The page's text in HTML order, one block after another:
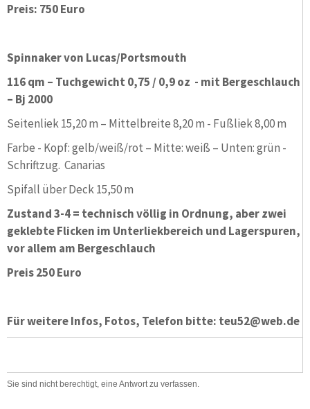
Preis: 750 Euro
Spinnaker von Lucas/Portsmouth
116 qm – Tuchgewicht 0,75 / 0,9 oz - mit Bergeschlauch
– Bj 2000
Seitenliek 15,20 m – Mittelbreite 8,20 m - Fußliek 8,00 m
Farbe - Kopf: gelb/weiß/rot – Mitte: weiß – Unten: grün -
Schriftzug. Canarias
Spifall über Deck 15,50 m
Zustand 3-4 = technisch völlig in Ordnung, aber zwei
geklebte Flicken im Unterliekbereich und Lagerspuren,
vor allem am Bergeschlauch
Preis 250 Euro
Für weitere Infos, Fotos, Telefon bitte: teu52@web.de
Sie sind nicht berechtigt, eine Antwort zu verfassen.